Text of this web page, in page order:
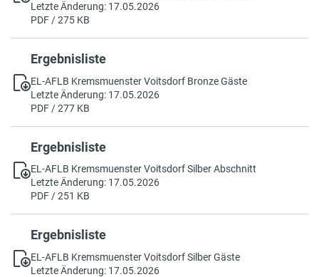
Letzte Änderung: 17.05.2026
PDF / 275 KB
Ergebnisliste
EL-AFLB Kremsmuenster Voitsdorf Bronze Gäste
Letzte Änderung: 17.05.2026
PDF / 277 KB
Ergebnisliste
EL-AFLB Kremsmuenster Voitsdorf Silber Abschnitt
Letzte Änderung: 17.05.2026
PDF / 251 KB
Ergebnisliste
EL-AFLB Kremsmuenster Voitsdorf Silber Gäste
Letzte Änderung: 17.05.2026